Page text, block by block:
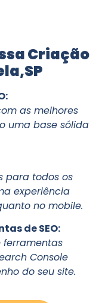
Criação
as melhores
uma base sólida
para todos os
experiência
no mobile.
de SEO:
ferramentas
Console
do seu site.